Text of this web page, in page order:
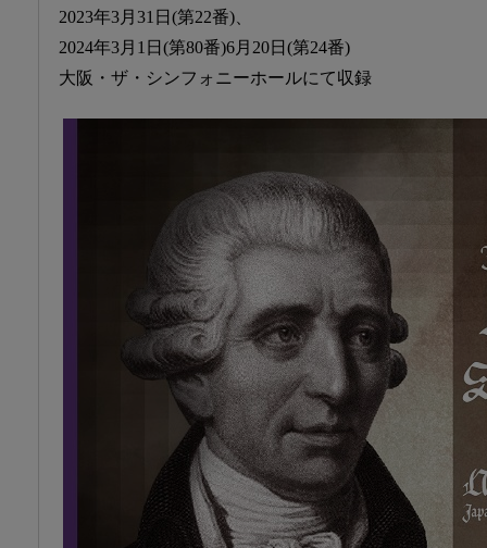
2023年3月31日(第22番)、
2024年3月1日(第80番)6月20日(第24番)
大阪・ザ・シンフォニーホールにて収録